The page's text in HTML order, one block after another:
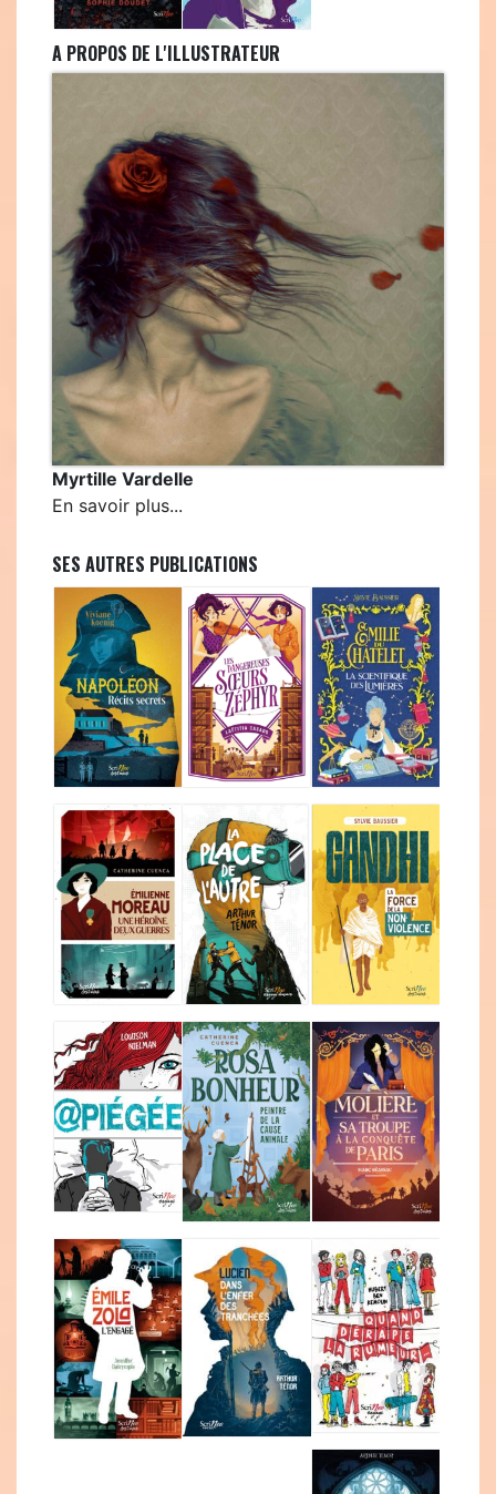
A PROPOS DE L'ILLUSTRATEUR
Myrtille Vardelle
En savoir plus...
SES AUTRES PUBLICATIONS